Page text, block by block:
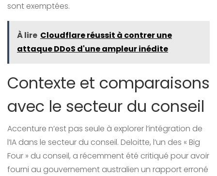
sont exemptées.
À lire Cloudflare réussit à contrer une
attaque DDoS d'une ampleur inédite
Contexte et comparaisons
avec le secteur du conseil
Accenture n’est pas seule à explorer l’intégration de
l’IA dans le secteur du conseil. Deloitte, l’un des « Big
Four » du conseil, a récemment été critiqué pour avoir
fourni au gouvernement australien un rapport erroné